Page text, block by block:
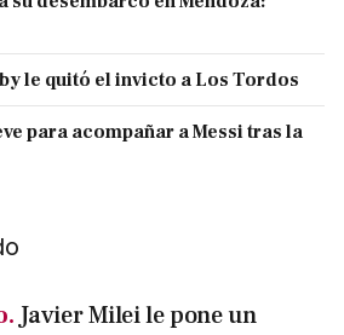
le quitó el invicto a Los Tordos
para acompañar a Messi tras la
Javier Milei le pone un